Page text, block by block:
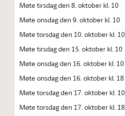
Møte tirsdag den 8. oktober kl. 10
Møte onsdag den 9. oktober kl. 10
Møte torsdag den 10. oktober kl. 10
Møte tirsdag den 15. oktober kl. 10
Møte onsdag den 16. oktober kl. 10
Møte onsdag den 16. oktober kl. 18
Møte torsdag den 17. oktober kl. 10
Møte torsdag den 17. oktober kl. 18